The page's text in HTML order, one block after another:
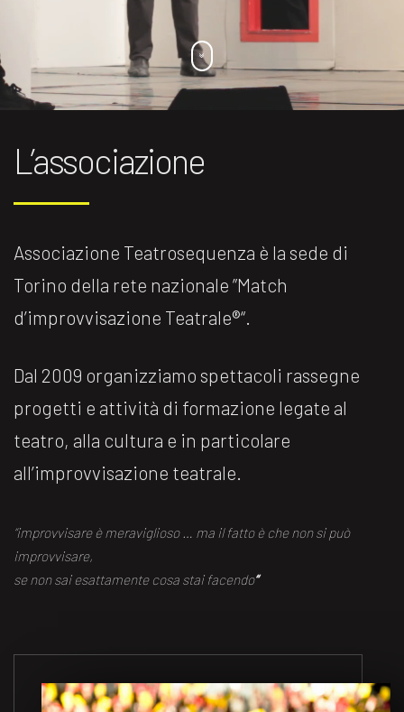
L’associazione
Associazione Teatrosequenza è la sede di
Torino della rete nazionale ”Match
d’improvvisazione Teatrale®️“.
Dal 2009 organizziamo spettacoli rassegne
progetti e attività di formazione legate al
teatro, alla cultura e in particolare
all’improvvisazione teatrale.
“improvvisare è meraviglioso … ma il fatto è che non si può
improvvisare,
se non sai esattamente cosa stai facendo“